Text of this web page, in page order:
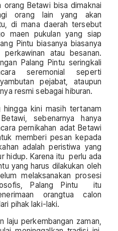
orang Betawi bisa dimaknai
orang lain yang akan
di mana daerah tersebut
maen pukulan yang siap
Pintu biasanya biasanya
atau besanan.
Palang Pintu seringkali
seremonial seperti
pejabat, ataupun
resmi sebagai hiburan.
hingga kini masih tertanam
sebenarnya hanya
pernikahan adat Betawi
memberi pesan kepada
adalah peristiwa yang
hidup. Karena itu perlu ada
yang harus dilakukan oleh
melaksanakan prosesi
Palang Pintu itu
orangtua calon
pihak laki-laki.
laju perkembangan zaman,